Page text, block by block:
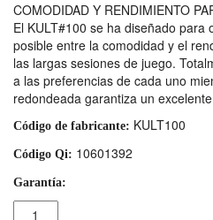
COMODIDAD Y RENDIMIENTO
El KULT#100 se ha diseñado para
posible entre la comodidad y el
las largas sesiones de juego.
a las preferencias de cada uno
redondeada garantiza un
Código de fabricante: KULT100
Código Qi: 10601392
Garantía:
Cantidad